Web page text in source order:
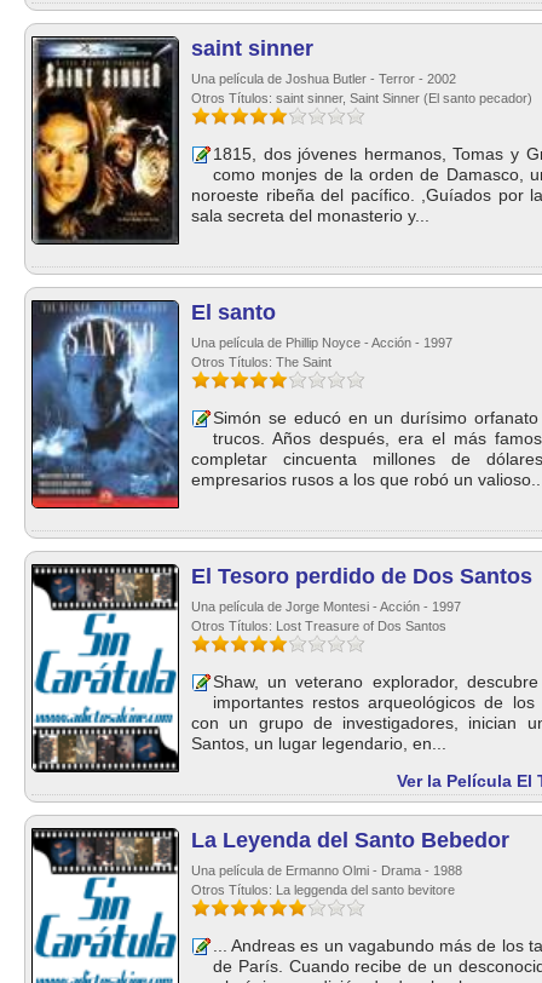
saint sinner
Una película de Joshua Butler - Terror - 2002
Otros Títulos: saint sinner, Saint Sinner (El santo pecador)
1815, dos jóvenes hermanos, Tomas y
como monjes de la orden de Damasco,
noroeste ribeña del pacífico. ,Guíados por
sala secreta del monasterio y...
El santo
Una película de Phillip Noyce - Acción - 1997
Otros Títulos: The Saint
Simón se educó en un durísimo
trucos. Años después, era el más
completar cincuenta millones de
empresarios rusos a los que robó un
El Tesoro perdido de Dos Santos
Una película de Jorge Montesi - Acción - 1997
Otros Títulos: Lost Treasure of Dos Santos
Shaw, un veterano explorador,
importantes restos arqueológicos de
con un grupo de investigadores, inician
Santos, un lugar legendario, en...
Ver la Película El
La Leyenda del Santo Bebedor
Una película de Ermanno Olmi - Drama - 1988
Otros Títulos: La leggenda del santo bevitore
... Andreas es un vagabundo más de los
de París. Cuando recibe de un